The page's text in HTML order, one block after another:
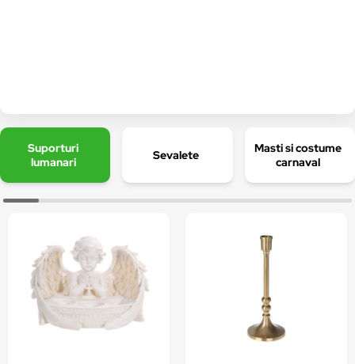
Suporturi
lumanari
Sevalete
Masti si costume
carnaval